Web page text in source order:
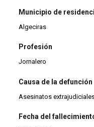
Municipio de
Algeciras
Profesión
Jornalero
Causa de la defunción
Asesinatos
Fecha del